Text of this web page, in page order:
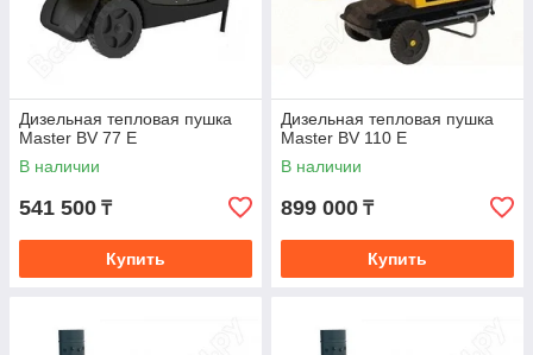
Дизельная тепловая пушка
Master BV 77 E
В наличии
541 500 ₸
Купить
Дизельная тепловая пушка
Master BV 110 E
В наличии
899 000 ₸
Купить